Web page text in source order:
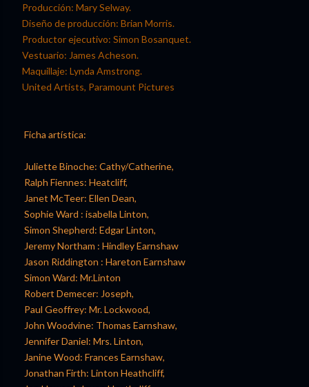
Producción: Mary Selway.
Diseño de producción: Brian Morris.
Productor ejecutivo: Simon Bosanquet.
Vestuario: James Acheson.
Maquillaje: Lynda Amstrong.
United Artists, Paramount Pictures
Ficha artística:
Juliette Binoche: Cathy/Catherine,
Ralph Fiennes: Heatcliff,
Janet McTeer: Ellen Dean,
Sophie Ward : isabella Linton,
Simon Shepherd: Edgar Linton,
Jeremy Northam : Hindley Earnshaw
Jason Riddington : Hareton Earnshaw
Simon Ward: Mr.Linton
Robert Demecer: Joseph,
Paul Geoffrey: Mr. Lockwood,
John Woodvine: Thomas Earnshaw,
Jennifer Daniel: Mrs. Linton,
Janine Wood: Frances Earnshaw,
Jonathan Firth: Linton Heathcliff,